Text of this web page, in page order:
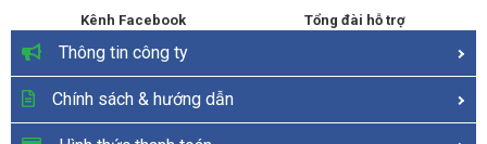
Kênh Facebook Tổng đài hỗ trợ
Thông tin công ty
Chính sách & hướng dẫn